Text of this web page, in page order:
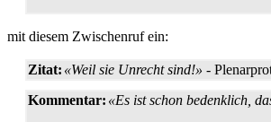
mit diesem Zwischenruf ein:
Zitat: «Weil sie Unrecht sind!» -
Kommentar: «Es ist schon bedenklich,